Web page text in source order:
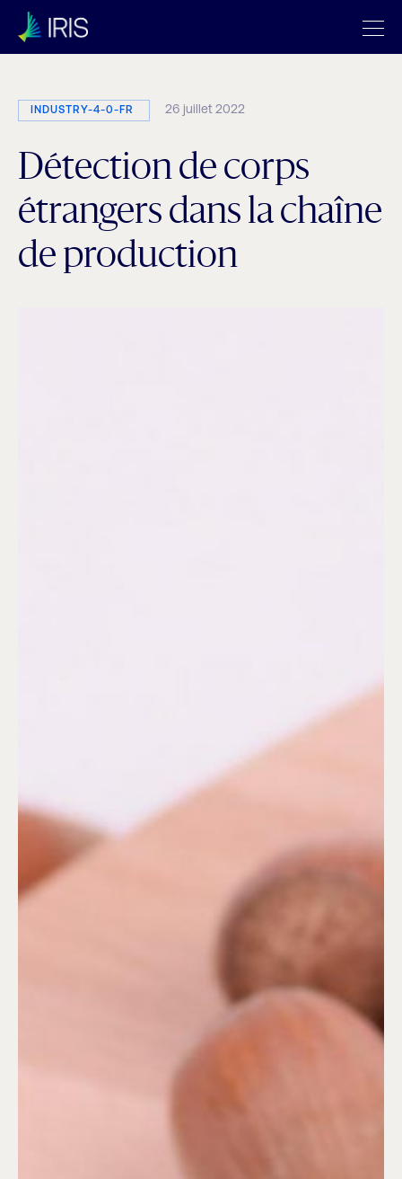
INDUSTRY-4-0-FR 26 juillet 2022
Détection de corps
étrangers dans la chaîne
de production